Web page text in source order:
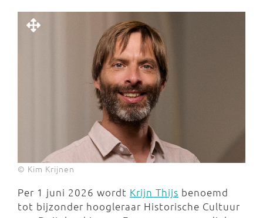
© Kim Krijnen
Per 1 juni 2026 wordt Krijn Thijs benoemd
tot bijzonder hoogleraar Historische Cultuur